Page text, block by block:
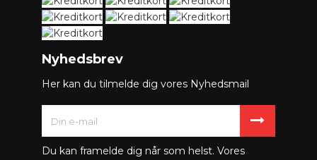
Nyhedsbrev
Her kan du tilmelde dig vores Nyhedsmail
Du kan framelde dig når som helst. Vores